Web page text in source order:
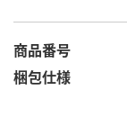
商品番号
梱包仕様